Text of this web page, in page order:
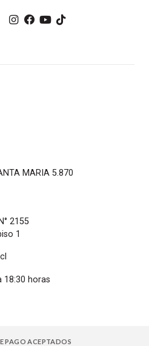
MARIA 5.870
2155
1
18:30 horas
PAGO ACEPTADOS